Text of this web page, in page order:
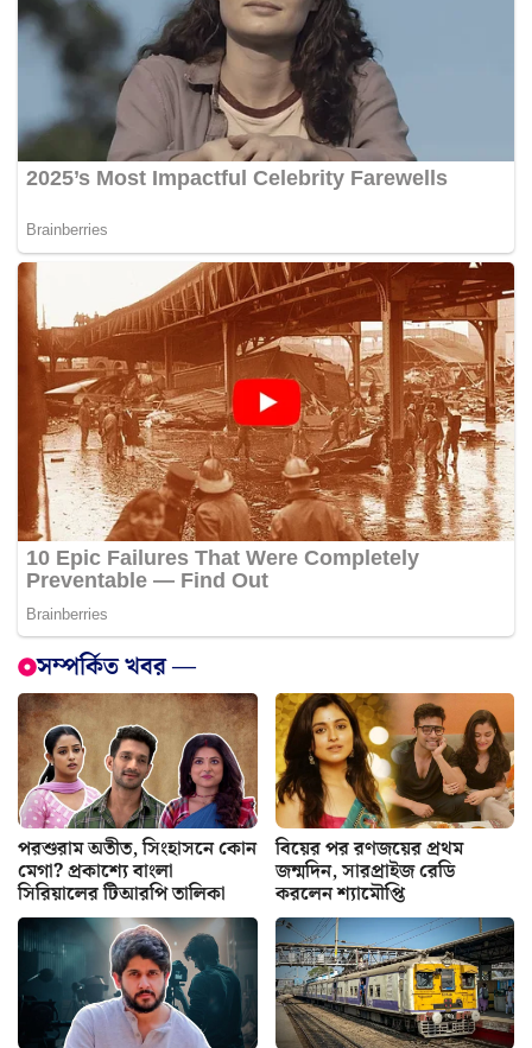
সম্পর্কিত খবর —
পরশুরাম অতীত, সিংহাসনে কোন
মেগা? প্রকাশ্যে বাংলা
সিরিয়ালের টিআরপি তালিকা
বিয়ের পর রণজয়ের প্রথম
জন্মদিন, সারপ্রাইজ রেডি
করলেন শ্যামৌপ্তি